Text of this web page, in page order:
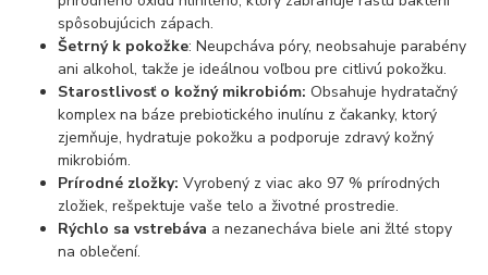
spôsobujúcich zápach.
Šetrný k pokožke: Neupcháva póry, neobsahuje parabény
ani alkohol, takže je ideálnou voľbou pre citlivú pokožku.
Starostlivosť o kožný mikrobióm: Obsahuje hydratačný
komplex na báze prebiotického inulínu z čakanky, ktorý
zjemňuje, hydratuje pokožku a podporuje zdravý kožný
mikrobióm.
Prírodné zložky: Vyrobený z viac ako 97 % prírodných
zložiek, rešpektuje vaše telo a životné prostredie.
Rýchlo sa vstrebáva a nezanecháva biele ani žlté stopy
na oblečení.